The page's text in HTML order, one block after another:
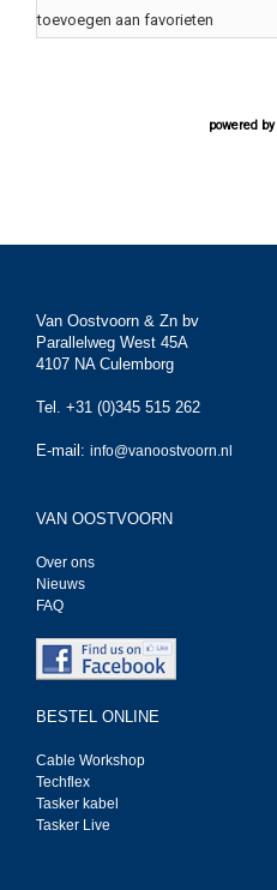
toevoegen aan favorieten
powered by
Van Oostvoorn & Zn bv
Parallelweg West 45A
4107 NA Culemborg
Tel. +31 (0)345 515 262
E-mail: info@vanoostvoorn.nl
VAN OOSTVOORN
Over ons
Nieuws
FAQ
BESTEL ONLINE
Cable Workshop
Techflex
Tasker kabel
Tasker Live